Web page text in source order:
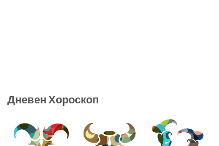
Дневен Хороскоп